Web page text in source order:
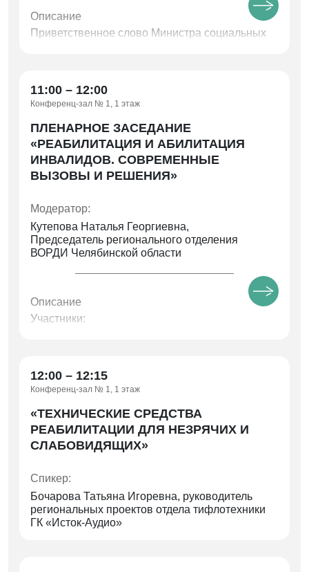
Александровна
Концертмейстер: Магазов Ильдар
Рахимжанович
Русская народная песня
ворот»
Преподаватель: Леднева Нина Александровна
МБУДО «Детская школа искусств №5» г.
Челябинска
Описание
Приветственное слово Министра социальных
11:00 – 12:00
Конференц-зал № 1, 1 этаж
ПЛЕНАРНОЕ ЗАСЕДАНИЕ
«РЕАБИЛИТАЦИЯ И АБИЛИТАЦИЯ
ИНВАЛИДОВ. СОВРЕМЕННЫЕ
ВЫЗОВЫ И РЕШЕНИЯ»
Модератор:
Кутепова Наталья Георгиевна,
Председатель регионального отделения
ВОРДИ Челябинской области
Описание
Участники:
области
— Попов Дмитрий Валентинович, главный
внештатный специалист по медицинской
реабилитации, главный внештатный
специалист невролог Министерства
здравоохранения Челябинской области (без
—
«О вовлечении инвалидов и лиц с ОВЗ в
занятия адаптивной физической культурой
и адаптивным спортом на территории
Челябинской области»
12:00 – 12:15
Конференц-зал № 1, 1 этаж
«ТЕХНИЧЕСКИЕ СРЕДСТВА
РЕАБИЛИТАЦИИ ДЛЯ НЕЗРЯЧИХ И
СЛАБОВИДЯЩИХ»
Спикер:
Бочарова Татьяна Игоревна, руководитель
региональных проектов отдела тифлотехники
ГК «Исток-Аудио»